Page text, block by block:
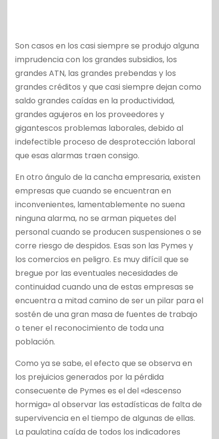
Son casos en los casi siempre se produjo alguna
imprudencia con los grandes subsidios, los
grandes ATN, las grandes prebendas y los
grandes créditos y que casi siempre dejan como
saldo grandes caídas en la productividad,
grandes agujeros en los proveedores y
gigantescos problemas laborales, debido al
indefectible proceso de desprotección laboral
que esas alarmas traen consigo.
En otro ángulo de la cancha empresaria, existen
empresas que cuando se encuentran en
inconvenientes, lamentablemente no suena
ninguna alarma, no se arman piquetes del
personal cuando se producen suspensiones o se
corre riesgo de despidos. Esas son las Pymes y
los comercios en peligro. Es muy difícil que se
bregue por las eventuales necesidades de
continuidad cuando una de estas empresas se
encuentra a mitad camino de ser un pilar para el
sostén de una gran masa de fuentes de trabajo
o tener el reconocimiento de toda una
población.
Como ya se sabe, el efecto que se observa en
los prejuicios generados por la pérdida
consecuente de Pymes es el del «descenso
hormiga» al observar las estadísticas de falta de
supervivencia en el tiempo de algunas de ellas.
La paulatina caída de todos los indicadores